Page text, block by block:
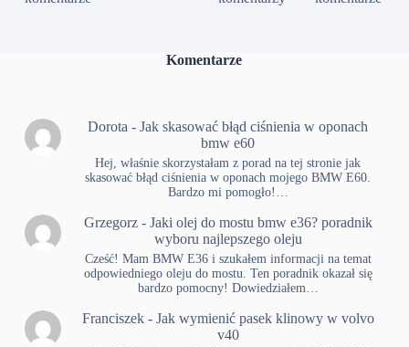
Komentarze
Dorota -Jak skasować błąd ciśnienia w oponach
bmw e60
Hej, właśnie skorzystałam z porad na tej stronie jak
skasować błąd ciśnienia w oponach mojego BMW E60.
Bardzo mi pomogło!…
Grzegorz- Jaki olej do mostu bmw e36? poradnik
wyboru najlepszego oleju
Cześć! Mam BMW E36 i szukałem informacji na temat
odpowiedniego oleju do mostu. Ten poradnik okazał się
bardzo pomocny! Dowiedziałem…
Franciszek- Jak wymienić pasek klinowy w volvo
v40